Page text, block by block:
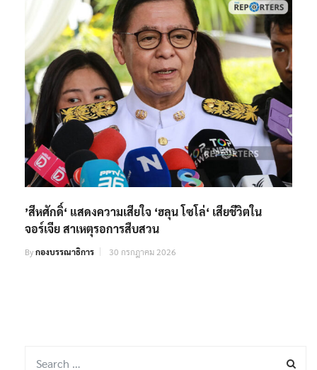
’สีหศักดิ์‘ แสดงความเสียใจ ‘ฮลุน โซโล่‘ เสียชีวิตใน
จอร์เจีย สาเหตุรอการสืบสวน
Byกองบรรณาธิการ 30 กรกฎาคม 2026